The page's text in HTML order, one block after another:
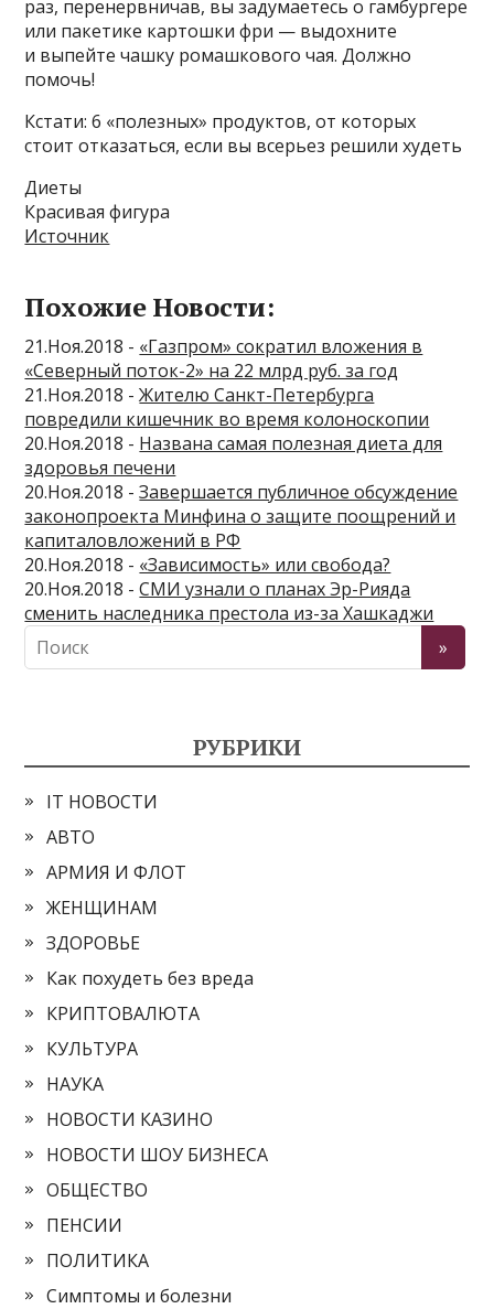
раз, перенервничав, вы задумаетесь о гамбургере
или пакетике картошки фри — выдохните
и выпейте чашку ромашкового чая. Должно
помочь!
Кстати: 6 «полезных» продуктов, от которых
стоит отказаться, если вы всерьез решили худеть
Диеты
Красивая фигура
Источник
Похожие Новости:
21.Ноя.2018 - «Газпром» сократил вложения в
«Северный поток-2» на 22 млрд руб. за год
21.Ноя.2018 -Жителю Санкт-Петербурга
повредили кишечник во время колоноскопии
20.Ноя.2018 - Названа самая полезная диета для
здоровья печени
20.Ноя.2018 -Завершается публичное обсуждение
законопроекта Минфина о защите поощрений и
капиталовложений в РФ
20.Ноя.2018 - «Зависимость» или свобода?
20.Ноя.2018 -СМИ узнали о планах Эр-Рияда
сменить наследника престола из-за Хашкаджи
РУБРИКИ
IT НОВОСТИ
АВТО
АРМИЯ И ФЛОТ
ЖЕНЩИНАМ
ЗДОРОВЬЕ
Как похудеть без вреда
КРИПТОВАЛЮТА
КУЛЬТУРА
НАУКА
НОВОСТИ КАЗИНО
НОВОСТИ ШОУ БИЗНЕСА
ОБЩЕСТВО
ПЕНСИИ
ПОЛИТИКА
Симптомы и болезни